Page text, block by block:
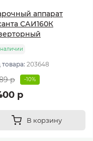
аппарат
САИ160К
203648
р -10%
р
В корзину